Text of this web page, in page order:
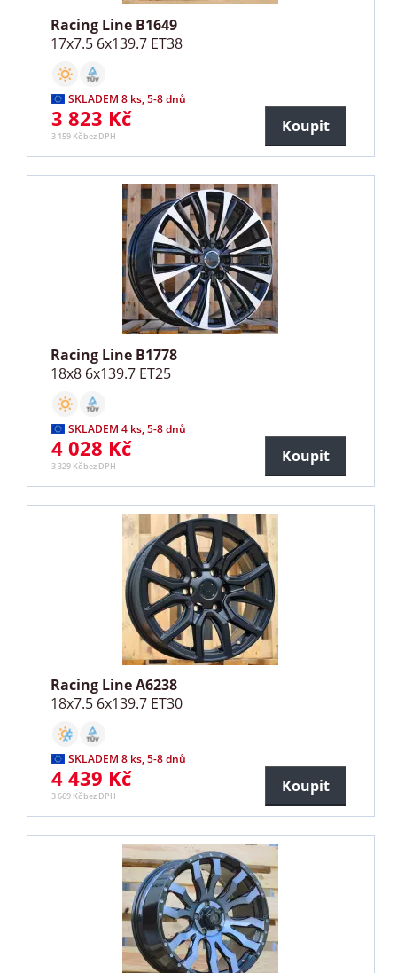
Racing Line B1649
17x7.5 6x139.7 ET38
SKLADEM 8 ks, 5-8 dnů
3 823 Kč
3 159 Kč bez DPH
Koupit
Racing Line B1778
18x8 6x139.7 ET25
SKLADEM 4 ks, 5-8 dnů
4 028 Kč
3 329 Kč bez DPH
Koupit
Racing Line A6238
18x7.5 6x139.7 ET30
SKLADEM 8 ks, 5-8 dnů
4 439 Kč
3 669 Kč bez DPH
Koupit